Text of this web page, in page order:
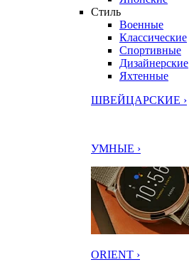
Стиль
Военные
Классические
Спортивные
Дизайнерские
Яхтенные
ШВЕЙЦАРСКИЕ ›
УМНЫЕ ›
ORIENT ›